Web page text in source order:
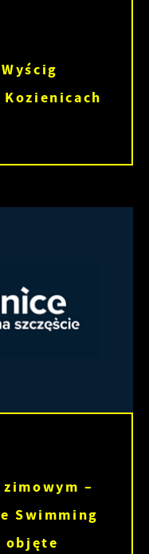
Kozienicach
–
Swimming
objęte